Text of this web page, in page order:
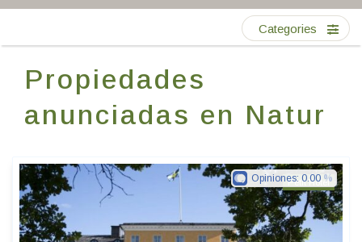
ES
Propiedades
anunciadas en Natur
Categories
Petit Hotel
Opiniones: 0.00